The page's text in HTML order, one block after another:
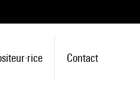
Contact